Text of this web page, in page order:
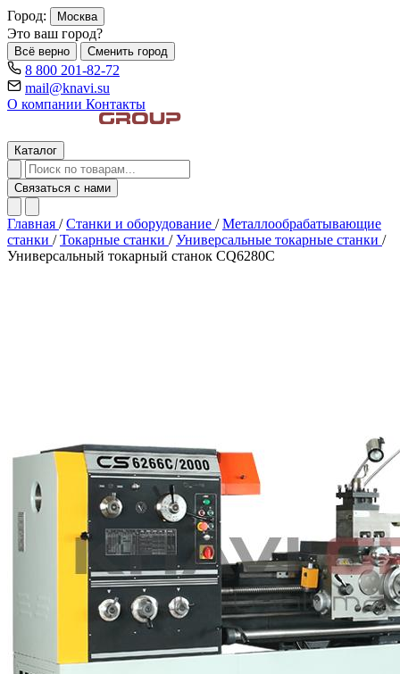
Город: Москва
Это ваш город?
Всё верно Сменить город
8 800 201-82-72
mail@knavi.su
О компании Контакты
Каталог
Связаться с нами
Главная / Станки и оборудование / Металлообрабатывающие
станки / Токарные станки / Универсальные токарные станки /
Универсальный токарный станок CQ6280C